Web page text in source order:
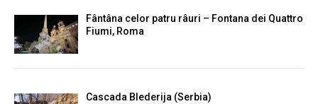
Fântâna celor patru râuri – Fontana dei Quattro
Fiumi, Roma
Cascada Blederija (Serbia)